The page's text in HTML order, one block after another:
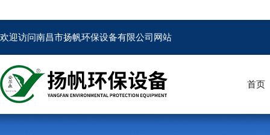
欢迎访问南昌市扬帆环保设备有限公司网站
首页